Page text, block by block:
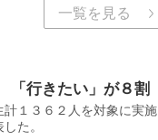
一覧を見る
行きたい」が８割
１３６２人を対象に実施
た。